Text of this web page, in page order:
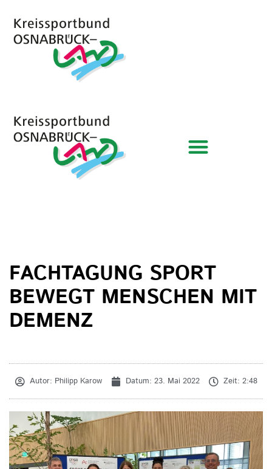
FACHTAGUNG SPORT
BEWEGT MENSCHEN MIT
DEMENZ
Autor: Philipp Karow Datum: 23. Mai 2022 Zeit: 2:48